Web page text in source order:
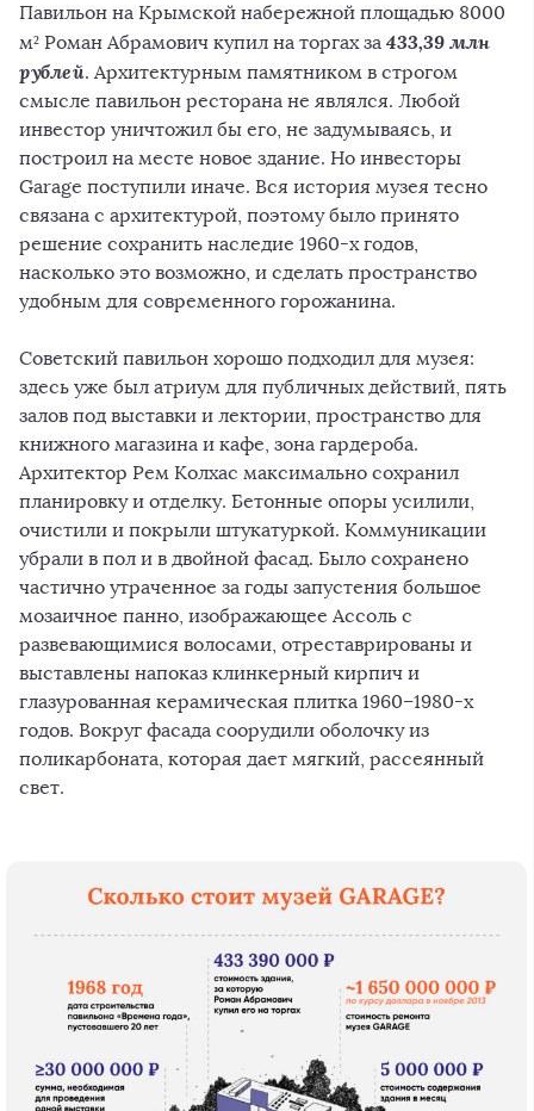
Павильон на Крымской набережной площадью 8000
м² Роман Абрамович купил на торгах за ​​433,39 млн
рублей. Архитектурным памятником в строгом
смысле павильон ресторана не являлся. Любой
инвестор уничтожил бы его, не задумываясь, и
построил на месте новое здание. Но инвесторы
Garage поступили иначе. Вся история музея тесно
связана с архитектурой, поэтому было принято
решение сохранить наследие 1960-х годов,
насколько это возможно, и сделать пространство
удобным для современного горожанина.
Советский павильон хорошо подходил для музея:
здесь уже был атриум для публичных действий, пять
залов под выставки и лектории, пространство для
книжного магазина и кафе, зона гардероба.
Архитектор Рем Колхас максимально сохранил
планировку и отделку. Бетонные опоры усилили,
очистили и покрыли штукатуркой. Коммуникации
убрали в пол и в двойной фасад. Было сохранено
частично утраченное за годы запустения большое
мозаичное панно, изображающее Ассоль с
развевающимися волосами, отреставрированы и
выставлены напоказ клинкерный кирпич и
глазурованная керамическая плитка 1960–1980-х
годов. Вокруг фасада соорудили оболочку из
поликарбоната, которая дает мягкий, рассеянный
свет.